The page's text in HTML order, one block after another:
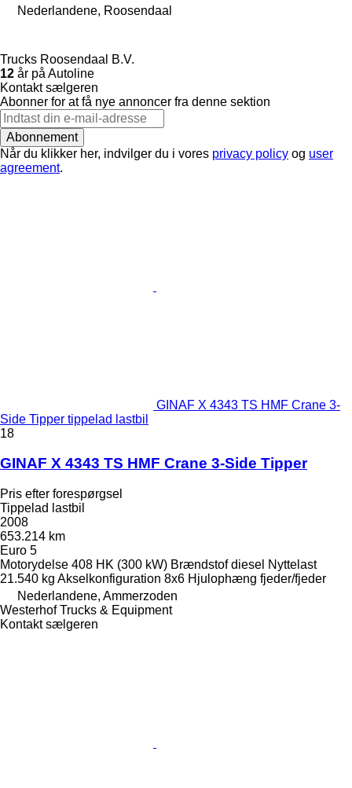
Nederlandene, Roosendaal
Trucks Roosendaal B.V.
12 år på Autoline
Kontakt sælgeren
Abonner for at få nye annoncer fra denne sektion
Abonnement
Når du klikker her, indvilger du i vores privacy policy og user
agreement.
GINAF X 4343 TS HMF Crane 3-
Side Tipper tippelad lastbil
18
GINAF X 4343 TS HMF Crane 3-Side Tipper
Pris efter forespørgsel
Tippelad lastbil
2008
653.214 km
Euro 5
Motorydelse 408 HK (300 kW) Brændstof diesel Nyttelast
21.540 kg Akselkonfiguration 8x6 Hjulophæng fjeder/fjeder
Nederlandene, Ammerzoden
Westerhof Trucks & Equipment
Kontakt sælgeren